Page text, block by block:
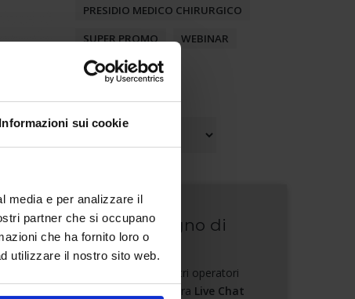
Informazioni sui cookie
media e per analizzare il
partner che si occupano
che ha fornito loro o
utilizzare il nostro sito web.
a
PRESIDIO MEDICO CHIRURGICO
SUPER PROMO
WEBINAR
Archivi
Hai bisogno di
aiuto?
Contatta i nostri operatori
tramite la nostra Live Chat